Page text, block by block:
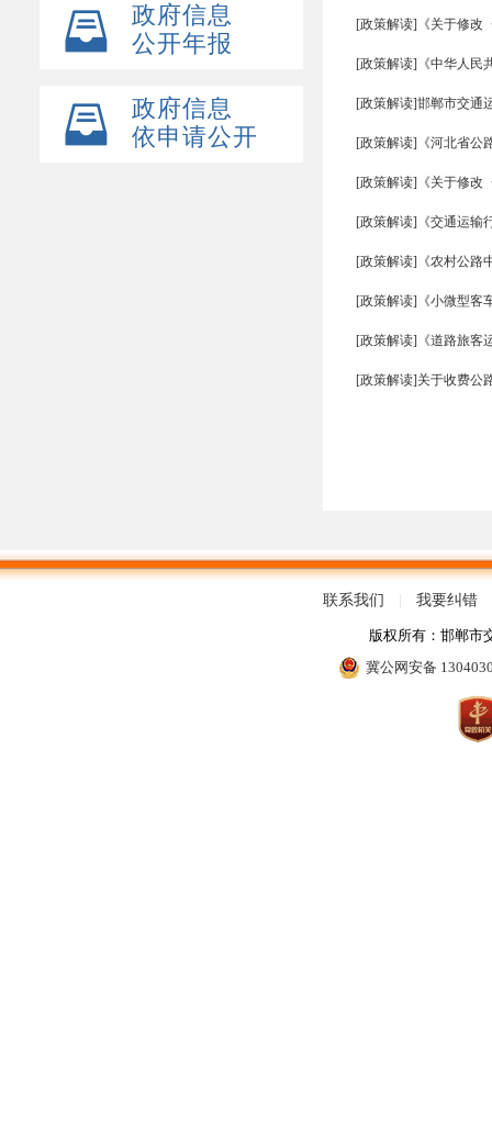
政府信息
公开年报
政府信息
依申请公开
[政策解读]《关于修改
[政策解读]《中华人民
[政策解读]邯郸市交通
[政策解读]《河北省公
[政策解读]《关于修改
[政策解读]《交通运输
[政策解读]《农村公路
[政策解读]《小微型客
[政策解读]《道路旅客
[政策解读]关于收费公
联系我们 我要纠错
版权所有：邯郸
冀公网安备